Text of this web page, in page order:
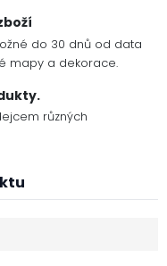
do 30 dnů od data
mapy a dekorace.
různých